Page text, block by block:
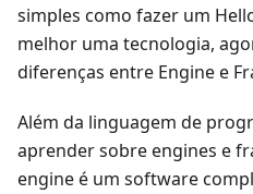
simples como fazer um
melhor uma tecnologia,
diferenças entre Engine e
Além da linguagem de
aprender sobre engines e
engine é um software